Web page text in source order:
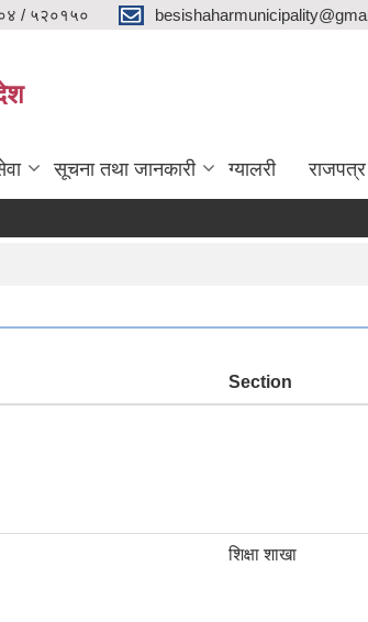
/ ५२०१५०
सूचना तथा जानकारी ग्यालरी राजपत्र
Section
शिक्षा शाखा